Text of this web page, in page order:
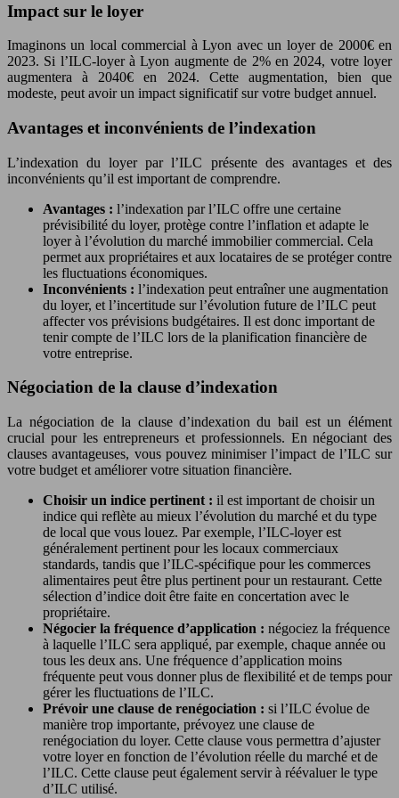
Impact sur le loyer
Imaginons un local commercial à Lyon avec un loyer de 2000€ en
2023. Si l’ILC-loyer à Lyon augmente de 2% en 2024, votre loyer
augmentera à 2040€ en 2024. Cette augmentation, bien que
modeste, peut avoir un impact significatif sur votre budget annuel.
Avantages et inconvénients de l’indexation
L’indexation du loyer par l’ILC présente des avantages et des
inconvénients qu’il est important de comprendre.
Avantages : l’indexation par l’ILC offre une certaine
prévisibilité du loyer, protège contre l’inflation et adapte le
loyer à l’évolution du marché immobilier commercial. Cela
permet aux propriétaires et aux locataires de se protéger contre
les fluctuations économiques.
Inconvénients : l’indexation peut entraîner une augmentation
du loyer, et l’incertitude sur l’évolution future de l’ILC peut
affecter vos prévisions budgétaires. Il est donc important de
tenir compte de l’ILC lors de la planification financière de
votre entreprise.
Négociation de la clause d’indexation
La négociation de la clause d’indexation du bail est un élément
crucial pour les entrepreneurs et professionnels. En négociant des
clauses avantageuses, vous pouvez minimiser l’impact de l’ILC sur
votre budget et améliorer votre situation financière.
Choisir un indice pertinent : il est important de choisir un
indice qui reflète au mieux l’évolution du marché et du type
de local que vous louez. Par exemple, l’ILC-loyer est
généralement pertinent pour les locaux commerciaux
standards, tandis que l’ILC-spécifique pour les commerces
alimentaires peut être plus pertinent pour un restaurant. Cette
sélection d’indice doit être faite en concertation avec le
propriétaire.
Négocier la fréquence d’application : négociez la fréquence
à laquelle l’ILC sera appliqué, par exemple, chaque année ou
tous les deux ans. Une fréquence d’application moins
fréquente peut vous donner plus de flexibilité et de temps pour
gérer les fluctuations de l’ILC.
Prévoir une clause de renégociation : si l’ILC évolue de
manière trop importante, prévoyez une clause de
renégociation du loyer. Cette clause vous permettra d’ajuster
votre loyer en fonction de l’évolution réelle du marché et de
l’ILC. Cette clause peut également servir à réévaluer le type
d’ILC utilisé.